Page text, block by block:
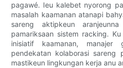
pagawé. Ieu kalebet nyorong
masalah kaamanan atanapi
sareng aktipkeun
pamariksaan sistem racking.
inisiatif kaamanan, manajer
pendekatan kolaborasi sareng
mastikeun lingkungan kerja anu